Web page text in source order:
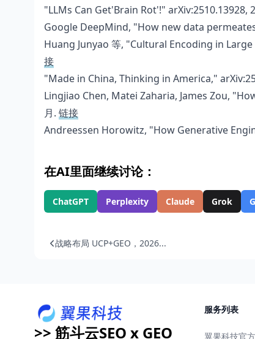
"LLMs Can Get'Brain Rot'!" arXiv:2510.13928,
Google DeepMind, "How new data
Huang Junyao 等, "Cultural Encoding in
接
"Made in China, Thinking in America,"
Lingjiao Chen, Matei Zaharia, James Zou,
月. 链接
Andreessen Horowitz, "How Generative
在AI里面继续讨论：
ChatGPT Perplexity Claude Grok
战略布局 UCP+GEO，2026...
>> 筋斗云SEO x GEO
服务列表
翼果科技官